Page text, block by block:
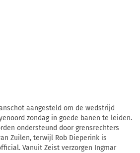
aangesteld om de wedstrijd
zondag in goede banen te leiden.
ondersteund door grensrechters
Zuilen, terwijl Rob Dieperink is
Vanuit Zeist verzorgen Ingmar